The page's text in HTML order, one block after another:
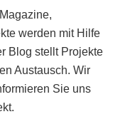
werden mit Hilfe
Blog stellt Projekte
Austausch. Wir
Sie uns